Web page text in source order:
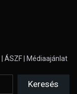
| ÁSZF| Médiaajánlat